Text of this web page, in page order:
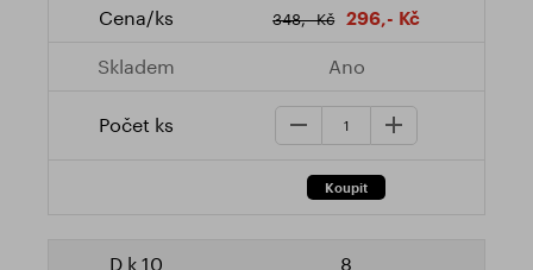
348,- Kč 296,- Kč
Ano
8